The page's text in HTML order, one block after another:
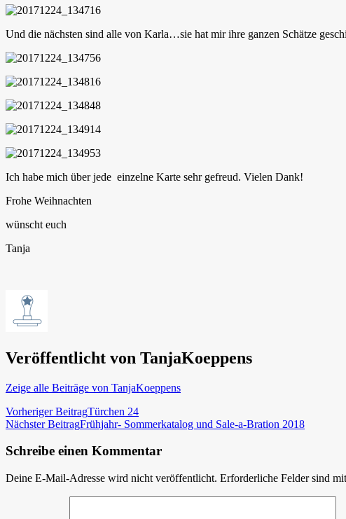
Und die nächsten sind alle von Karla…sie hat mir ihre ganzen Schätze
Ich habe mich über jede einzelne Karte sehr gefreud. Vielen Dank!
Frohe Weihnachten
wünscht euch
Tanja
Veröffentlicht von TanjaKoeppens
Zeige alle Beiträge von TanjaKoeppens
Beitragsnavigation
Vorheriger BeitragTürchen 24
Nächster BeitragFrühjahr- Sommerkatalog und Sale-a-Bration 2018
Schreibe einen Kommentar
Deine E-Mail-Adresse wird nicht veröffentlicht. Erforderliche Felder sind mit